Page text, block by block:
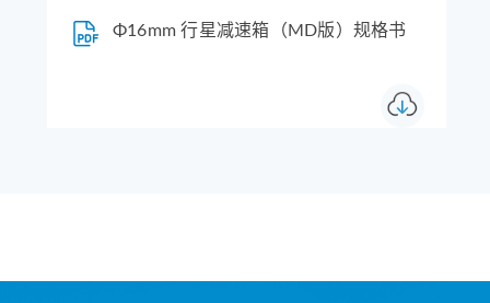
Φ16mm 行星减速箱（MD版）规格书